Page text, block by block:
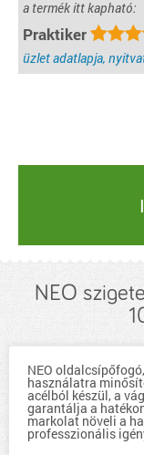
a termék itt kapható:
Praktiker
üzlet adatlapja,
NEO
NEO
használatra
acélból készül, a
garantálja a
markolat növeli a
professzionális